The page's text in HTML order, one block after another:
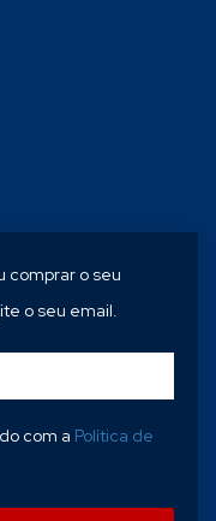
comprar o seu
o seu email.
com a Política de